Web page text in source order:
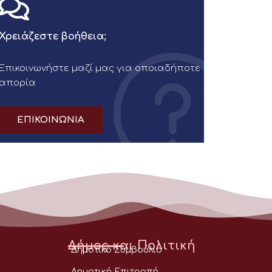
Χρειάζεστε βοήθεια;
Επικοινωνήστε μαζί μας για οποιαδήποτε
απορία
ΕΠΙΚΟΙΝΩΝΙΑ
Δήμος και Πολιτική
Δημοτικό Συμβούλιο